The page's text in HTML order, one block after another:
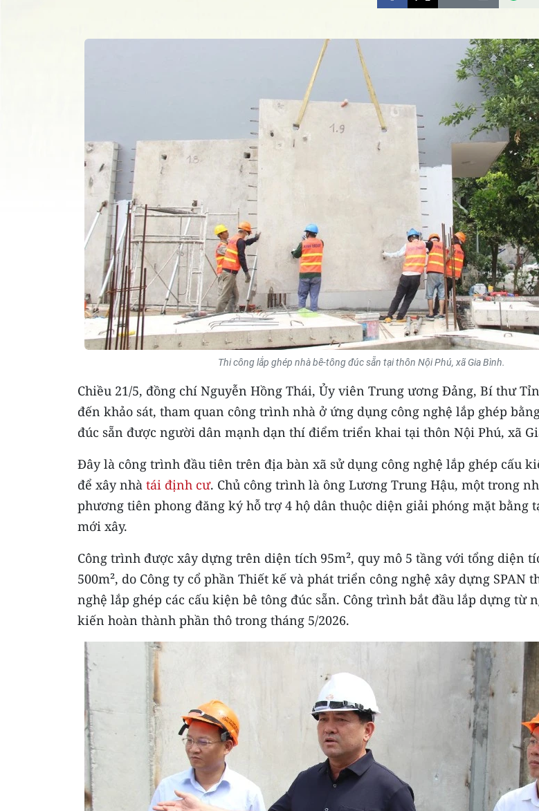
Thi công lắp ghép nhà bê-tông đúc sẵn tại thôn Nội Phú, xã Gia Bình.
Chiều 21/5, đồng chí Nguyễn Hồng Thái, Ủy viên Trung ương Đảng, Bí thư
đến khảo sát, tham quan công trình nhà ở ứng dụng công nghệ lắp ghép
đúc sẵn được người dân mạnh dạn thí điểm triển khai tại thôn Nội Phú, xã
Đây là công trình đầu tiên trên địa bàn xã sử dụng công nghệ lắp ghép cấu
để xây nhà tái định cư. Chủ công trình là ông Lương Trung Hậu, một trong
phương tiên phong đăng ký hỗ trợ 4 hộ dân thuộc diện giải phóng mặt bằng
mới xây.
Công trình được xây dựng trên diện tích 95m², quy mô 5 tầng với tổng diện
500m², do Công ty cổ phần Thiết kế và phát triển công nghệ xây dựng SPAN
nghệ lắp ghép các cấu kiện bê tông đúc sẵn. Công trình bắt đầu lắp dựng từ
kiến hoàn thành phần thô trong tháng 5/2026.